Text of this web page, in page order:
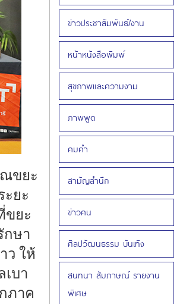
ขยะ
ยะ
ขยะ
กษา
ว ให้
บา
ภาค
ข่าวประชาสัมพันธ์/งาน
หน้าหนังสือพิมพ์
สุขภาพและความงาม
ภาพพูด
คมคำ
สามัญสำนึก
ข่าวคน
ศิลปวัฒนธรรม บันเทิง
สนทนา สัมภาษณ์ รายงาน
พิเศษ